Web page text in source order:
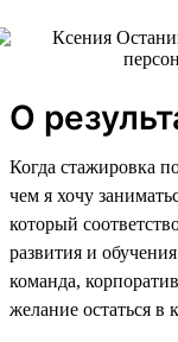
О
Когда стажировка
чем я хочу
который
развития и
команда,
желание остаться